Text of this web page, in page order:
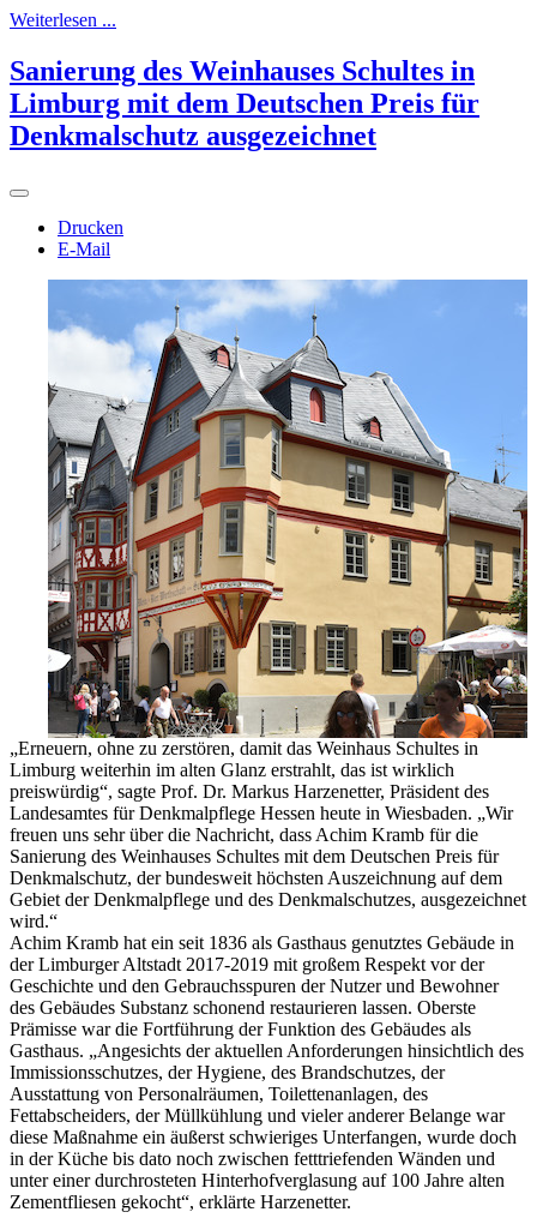
Weiterlesen ...
Sanierung des Weinhauses Schultes in
Limburg mit dem Deutschen Preis für
Denkmalschutz ausgezeichnet
Drucken
E-Mail
„Erneuern, ohne zu zerstören, damit das Weinhaus Schultes in
Limburg weiterhin im alten Glanz erstrahlt, das ist wirklich
preiswürdig“, sagte Prof. Dr. Markus Harzenetter, Präsident des
Landesamtes für Denkmalpflege Hessen heute in Wiesbaden. „Wir
freuen uns sehr über die Nachricht, dass Achim Kramb für die
Sanierung des Weinhauses Schultes mit dem Deutschen Preis für
Denkmalschutz, der bundesweit höchsten Auszeichnung auf dem
Gebiet der Denkmalpflege und des Denkmalschutzes, ausgezeichnet
wird.“
Achim Kramb hat ein seit 1836 als Gasthaus genutztes Gebäude in
der Limburger Altstadt 2017-2019 mit großem Respekt vor der
Geschichte und den Gebrauchsspuren der Nutzer und Bewohner
des Gebäudes Substanz schonend restaurieren lassen. Oberste
Prämisse war die Fortführung der Funktion des Gebäudes als
Gasthaus. „Angesichts der aktuellen Anforderungen hinsichtlich des
Immissionsschutzes, der Hygiene, des Brandschutzes, der
Ausstattung von Personalräumen, Toilettenanlagen, des
Fettabscheiders, der Müllkühlung und vieler anderer Belange war
diese Maßnahme ein äußerst schwieriges Unterfangen, wurde doch
in der Küche bis dato noch zwischen fetttriefenden Wänden und
unter einer durchrosteten Hinterhofverglasung auf 100 Jahre alten
Zementfliesen gekocht“, erklärte Harzenetter.